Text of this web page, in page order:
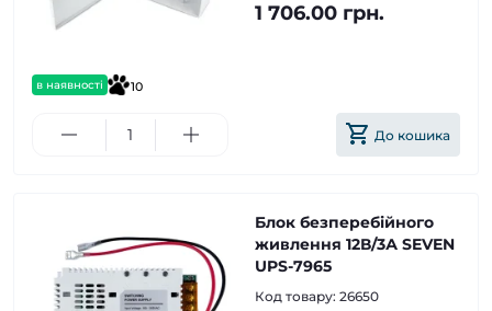
в наявності 10
1 706.00 грн.
До кошика
Блок безперебійного
живлення 12В/3А SEVEN
UPS-7965
Код товару: 26650